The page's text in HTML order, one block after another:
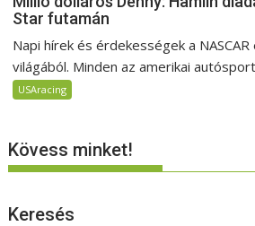
Star futamán
Napi hírek és érdekességek a
világából. Minden az amerikai
USAracing
Kövess minket!
Keresés